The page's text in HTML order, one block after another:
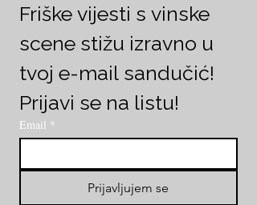
Friške vijesti s vinske
scene stižu izravno u
tvoj e-mail sandučić!
Prijavi se na listu!
Email *
Prijavljujem se